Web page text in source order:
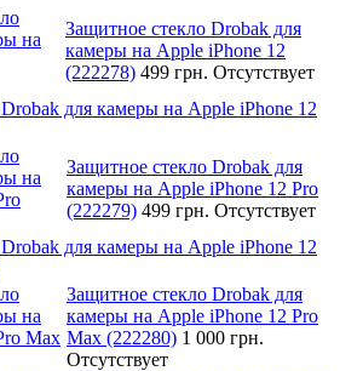
Защитное стекло Drobak для
камеры на Apple iPhone 12
(222278) 499 грн. Отсутствует
для камеры на Apple iPhone 12
Защитное стекло Drobak для
камеры на Apple iPhone 12 Pro
(222279) 499 грн. Отсутствует
для камеры на Apple iPhone 12
Защитное стекло Drobak для
камеры на Apple iPhone 12 Pro
Max (222280) 1 000 грн.
Отсутствует